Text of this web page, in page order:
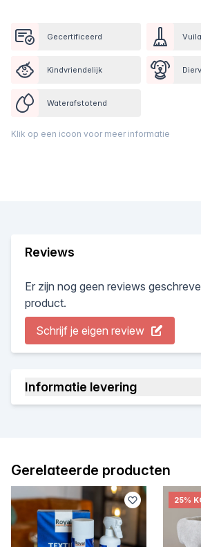
Gecertificeerd
Kindvriendelijk
Waterafstotend
Klik op een icoon voor meer informatie
Reviews
Er zijn nog geen reviews
product.
Schrijf je eigen review
Informatie levering
Gerelateerde producten
25%